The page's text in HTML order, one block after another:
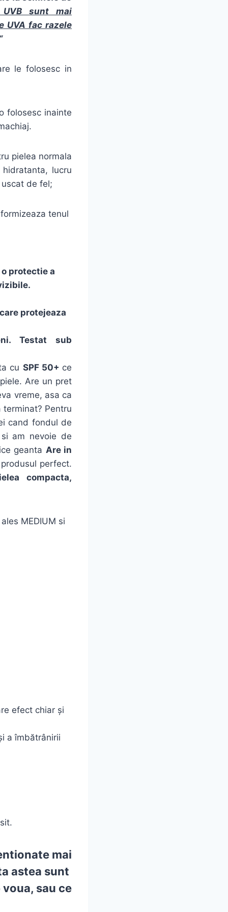
UVB sunt mai
UVA fac razele
le folosesc in
folosesc inainte
pielea normala
lucru
de fel;
tenul
protectie a
protejeaza
Testat sub
cu SPF 50+ ce
Are un pret
vreme, asa ca
Pentru
cand fondul de
am nevoie de
geanta Are in
perfect.
compacta,
MEDIUM si
efect chiar și
a îmbătrânirii
mai
astea sunt
sau ce